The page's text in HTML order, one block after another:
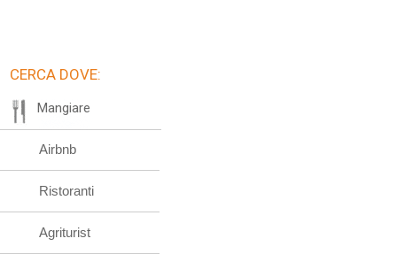
CERCA DOVE:
Mangiare
Airbnb
Ristoranti
Agriturist